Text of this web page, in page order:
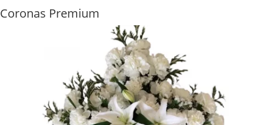
Coronas Premium